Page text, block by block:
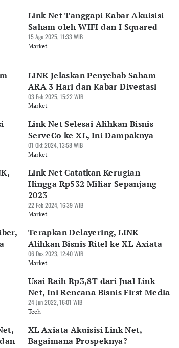
Link Net Tanggapi Kabar Akuisisi
Saham oleh WIFI dan I Squared
15 Agu 2025, 11:33 WIB
Market
LINK Jelaskan Penyebab Saham
ARA 3 Hari dan Kabar Divestasi
03 Feb 2025, 15:22 WIB
Market
Link Net Selesai Alihkan Bisnis
ServeCo ke XL, Ini Dampaknya
01 Okt 2024, 13:58 WIB
Market
Link Net Catatkan Kerugian
Hingga Rp532 Miliar Sepanjang
2023
22 Feb 2024, 16:39 WIB
Market
Terapkan Delayering, LINK
Alihkan Bisnis Ritel ke XL Axiata
06 Des 2023, 12:40 WIB
Market
Usai Raih Rp3,8T dari Jual Link
Net, Ini Rencana Bisnis First Media
24 Jun 2022, 16:01 WIB
Tech
XL Axiata Akuisisi Link Net,
Bagaimana Prospeknya?